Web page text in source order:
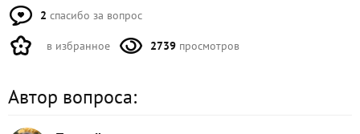
2 спасибо за вопрос
в избранное 2739 просмотров
Автор вопроса: